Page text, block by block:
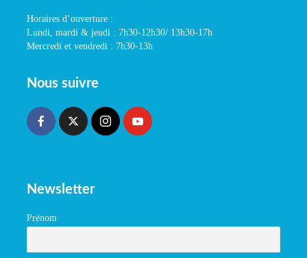
Horaires d’ouverture :
Lundi, mardi & jeudi : 7h30-12h30/ 13h30-17h
Mercredi et vendredi : 7h30-13h
Nous suivre
Newsletter
Prénom